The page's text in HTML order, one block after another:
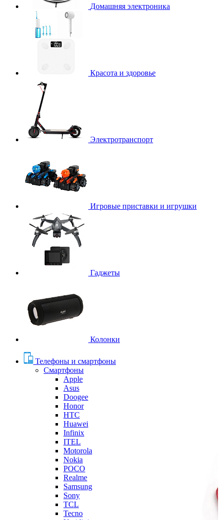
Домашняя электроника
Красота и здоровье
Электротранспорт
Игровые приставки и игрушки
Гаджеты
Колонки
Телефоны и смартфоны
Смартфоны
Apple
Asus
Doogee
Honor
HTC
Huawei
Infinix
ITEL
Motorola
Nokia
POCO
Realme
Samsung
Sony
TCL
Tecno